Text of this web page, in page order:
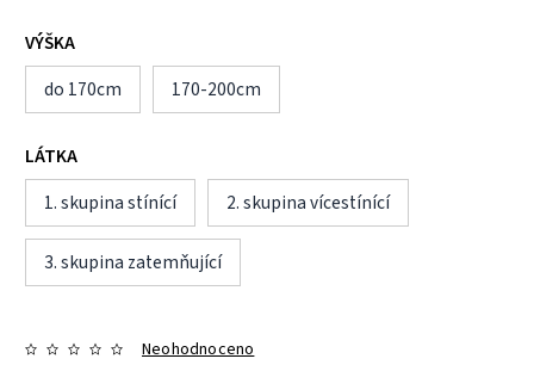
VÝŠKA
do 170cm
170-200cm
LÁTKA
1. skupina stínící
2. skupina vícestínící
3. skupina zatemňující
Neohodnoceno